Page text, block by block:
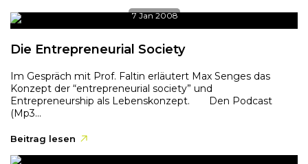
7 Jan 2008
Die Entrepreneurial Society
Im Gespräch mit Prof. Faltin erläutert Max Senges das
Konzept der “entrepreneurial society” und
Entrepreneurship als Lebenskonzept. Den Podcast
(Mp3...
Beitrag lesen